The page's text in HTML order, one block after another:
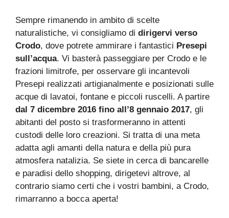
Sempre rimanendo in ambito di scelte
naturalistiche, vi consigliamo di dirigervi verso
Crodo, dove potrete ammirare i fantastici Presepi
sull’acqua. Vi basterà passeggiare per Crodo e le
frazioni limitrofe, per osservare gli incantevoli
Presepi realizzati artigianalmente e posizionati sulle
acque di lavatoi, fontane e piccoli ruscelli. A partire
dal 7 dicembre 2016 fino all’8 gennaio 2017, gli
abitanti del posto si trasformeranno in attenti
custodi delle loro creazioni. Si tratta di una meta
adatta agli amanti della natura e della più pura
atmosfera natalizia. Se siete in cerca di bancarelle
e paradisi dello shopping, dirigetevi altrove, al
contrario siamo certi che i vostri bambini, a Crodo,
rimarranno a bocca aperta!